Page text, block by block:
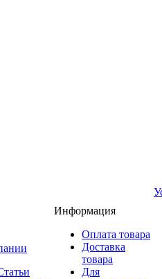
Информация
Оплата товара
Доставка
товара
Для